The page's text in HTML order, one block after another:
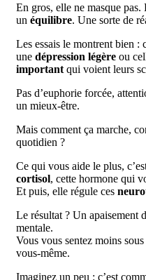
En gros, elle ne masque
un équilibre. Une sorte de
Les essais le montrent bien :
une dépression légère ou
important qui voient leurs
Pas d’euphorie forcée,
un mieux-être.
Mais comment ça marche,
quotidien ?
Ce qui vous aide le plus,
cortisol, cette hormone qui
Et puis, elle régule ces
Le résultat ? Un apaisement
mentale.
Vous vous sentez moins
vous-même.
Imaginez un peu : c’est